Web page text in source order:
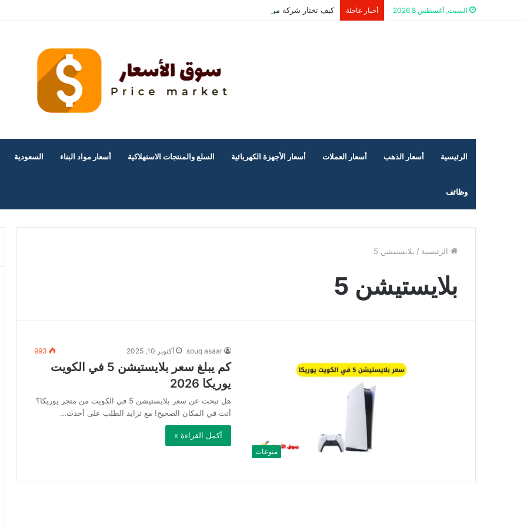
السبت, أغسطس 8 2026 أخبار عاجلة كيف تختار شركة موثوقة لشراء الأثاث المستعمل بالرياض؟
الرئيسية أسعار الذهب أسعار العملات أسعار الأجهزة الكهربائية السلع والمنتجات الاستهلاكية أسعار مواد البناء السعودية
وظائف
الرئيسية / بلايستيشن 5
بلايستيشن 5
منوعات
souq asaar أكتوبر 10, 2025 993
كم يبلغ سعر بلايستيشن 5 في الكويت
يوريكا 2026
هل تبحث عن سعر بلايستيشن 5 في الكويت من متجر يوريكا؟
أنت في المكان الصحيح! مع تزايد الطلب على أحدث…
أكمل القراءة »